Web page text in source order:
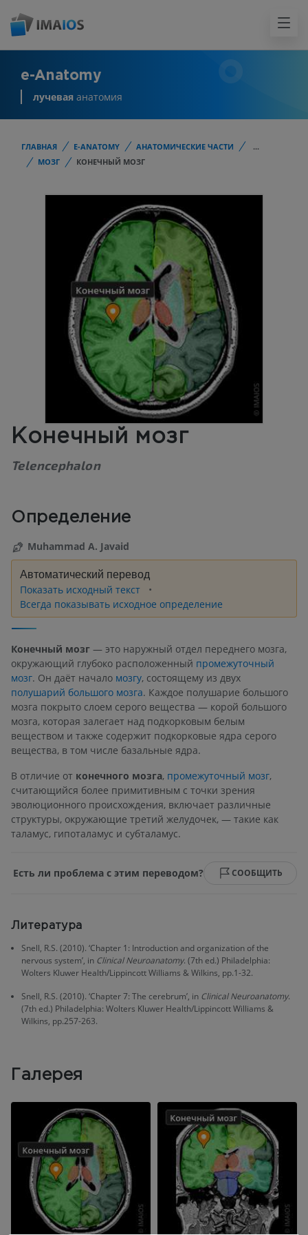
e-Anatomy
лучевая анатомия
ГЛАВНАЯ E-ANATOMY АНАТОМИЧЕСКИЕ ЧАСТИ
...
МОЗГ
КОНЕЧНЫЙ МОЗГ
Конечный мозг
Telencephalon
Определение
Muhammad A. Javaid
Автоматический перевод
Показать исходный текст
Всегда показывать исходное определение
Конечный мозг — это наружный отдел переднего мозга,
окружающий глубоко расположенный промежуточный
мозг. Он даёт начало мозгу, состоящему из двух
полушарий большого мозга. Каждое полушарие большого
мозга покрыто слоем серого вещества — корой большого
мозга, которая залегает над подкорковым белым
веществом и также содержит подкорковые ядра серого
вещества, в том числе базальные ядра.
В отличие от конечного мозга, промежуточный мозг,
считающийся более примитивным с точки зрения
эволюционного происхождения, включает различные
структуры, окружающие третий желудочек, — такие как
таламус, гипоталамус и субталамус.
Есть ли проблема с этим переводом? СООБЩИТЬ
Литература
Snell, R.S. (2010). ‘Chapter 1: Introduction and organization of the
nervous system’, in Clinical Neuroanatomy. (7th ed.) Philadelphia:
Wolters Kluwer Health/Lippincott Williams & Wilkins, pp.1-32.
Snell, R.S. (2010). ‘Chapter 7: The cerebrum’, in Clinical Neuroanatomy.
(7th ed.) Philadelphia: Wolters Kluwer Health/Lippincott Williams &
Wilkins, pp.257-263.
Галерея